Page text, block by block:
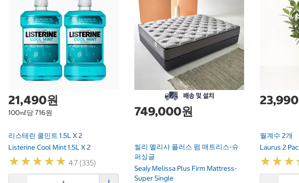
21,490원
100㎖당 716원
리스테린 쿨민트 1.5L X 2
Listerine Cool Mint 1.5L X 2
★★★★★
★★★★★ 4.7 (335)
749,000원
씰리 멜리사 플러스 펌 매트리스-슈
퍼싱글
Sealy Melissa Plus Firm Mattress-
Super Single
월계수 2개
Laurus 2
★★★
★★★